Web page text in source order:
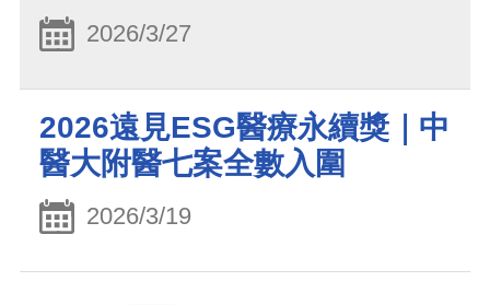
2026/3/27
2026遠見ESG醫療永續獎｜中
醫大附醫七案全數入圍
2026/3/19